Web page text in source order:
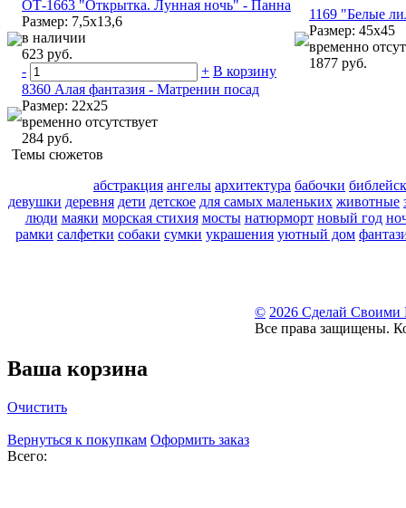
ОТ-1663 "Открытка. Лунная ночь" - Панна
Размер: 7,5х13,6
в наличии
623 руб.
-
+ В корзину
1169 "Белые
Размер: 45x45
временно
1877 руб.
8360 Алая фантазия - Матренин посад
Размер: 22х25
временно отсутствует
284 руб.
Темы сюжетов
абстракция ангелы архитектура бабочки
девушки деревня дети детское для самых маленьких животные
люди маяки морская стихия мосты натюрморт новый год
рамки салфетки собаки сумки украшения уютный дом
© 2026 Сделай Своими
Все права защищены.
Ваша корзина
Очистить
Вернуться к покупкам Оформить заказ
Всего: